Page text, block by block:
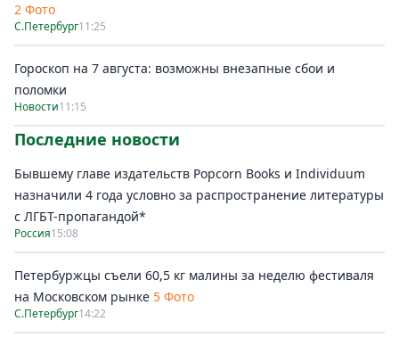
2 Фото
С.Петербург11:25
Гороскоп на 7 августа: возможны внезапные сбои и
поломки
Новости11:15
Последние новости
Бывшему главе издательств Popcorn Books и Individuum
назначили 4 года условно за распространение литературы
с ЛГБТ-пропагандой*
Россия15:08
Петербуржцы съели 60,5 кг малины за неделю фестиваля
на Московском рынке 5 Фото
С.Петербург14:22